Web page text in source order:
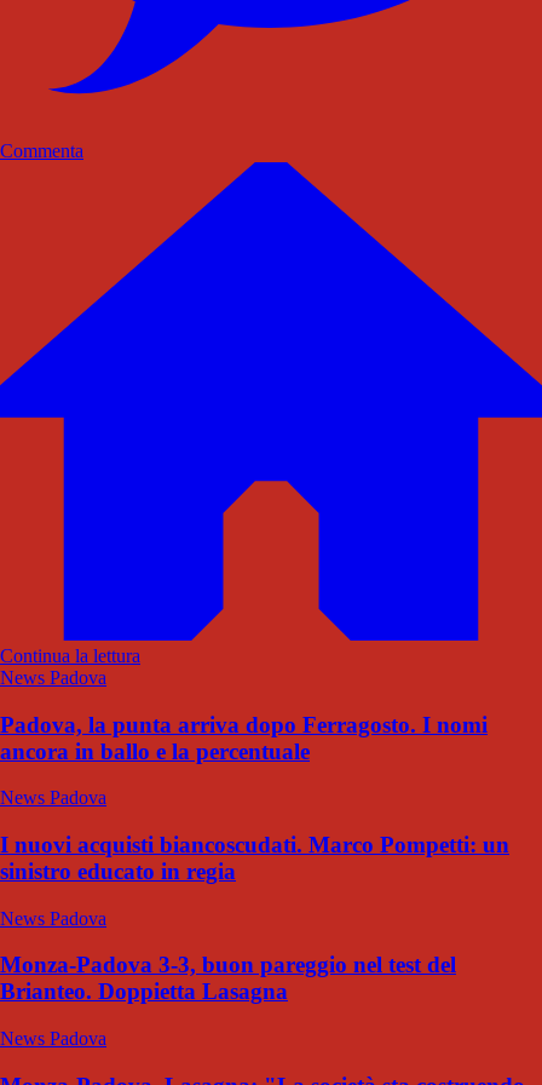
Commenta
Continua la lettura
News Padova
Padova, la punta arriva dopo Ferragosto. I nomi
ancora in ballo e la percentuale
News Padova
I nuovi acquisti biancoscudati. Marco Pompetti: un
sinistro educato in regia
News Padova
Monza-Padova 3-3, buon pareggio nel test del
Brianteo. Doppietta Lasagna
News Padova